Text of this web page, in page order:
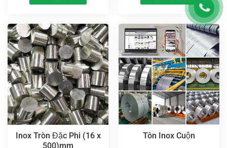
Inox Tròn Đặc Phi (16 x
500)mm
Tôn Inox Cuộn